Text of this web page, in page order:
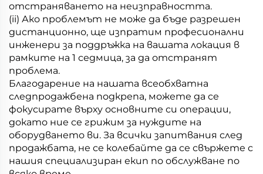
отстраняването на неизправността.
(ii) Ако проблемът не може да бъде разрешен
дистанционно, ще изпратим професионални
инженери за поддръжка на вашата локация в
рамките на 1 седмица, за да отстранят
проблема.
Благодарение на нашата всеобхватна
следпродажбена подкрепа, можете да се
фокусирате върху основните си операции,
докато ние се грижим за нуждите на
оборудването ви. За всички запитвания след
продажбата, не се колебайте да се свържете с
нашия специализиран екип по обслужване по